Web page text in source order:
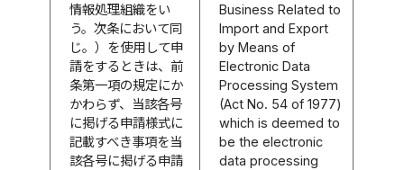
情報処理組織をい
う。次条において同
じ。）を使用して申
請をするときは、前
条第一項の規定にか
かわらず、当該各号
に掲げる申請様式に
記載すべき事項を当
該各号に掲げる申請
Business Related to
Import and Export
by Means of
Electronic Data
Processing System
(Act No. 54 of 1977)
which is deemed to
be the electronic
data processing